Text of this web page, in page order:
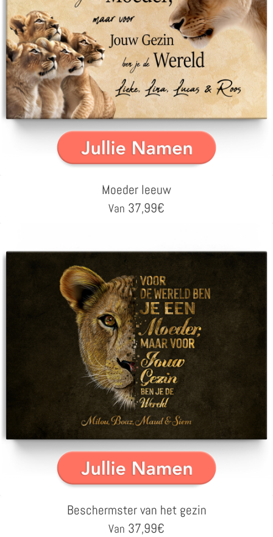
Moeder leeuw
Van 37,99€
Beschermster van het gezin
Van 37,99€